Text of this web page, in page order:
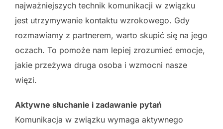
najważniejszych technik komunikacji w związku
jest utrzymywanie kontaktu wzrokowego. Gdy
rozmawiamy z partnerem, warto skupić się na jego
oczach. To pomoże nam lepiej zrozumieć emocje,
jakie przeżywa druga osoba i wzmocni nasze
więzi.
Aktywne słuchanie i zadawanie pytań
Komunikacja w związku wymaga aktywnego